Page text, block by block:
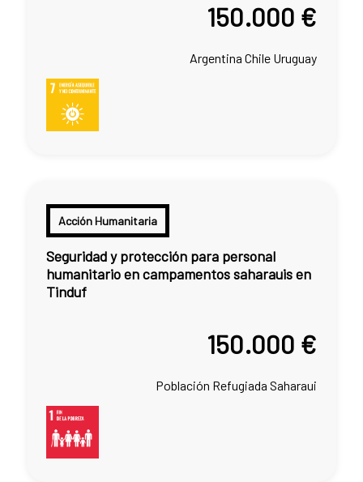
150.000 €
Argentina Chile Uruguay
Acción Humanitaria
Seguridad y protección para personal
humanitario en campamentos saharauis en
Tinduf
150.000 €
Población Refugiada Saharaui